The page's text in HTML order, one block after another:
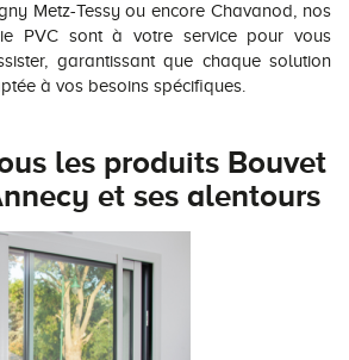
Metz-Tessy ou encore Chavanod, nos
PVC sont à votre service pour vous
garantissant que chaque solution
à vos besoins spécifiques.
les produits Bouvet
et ses alentours